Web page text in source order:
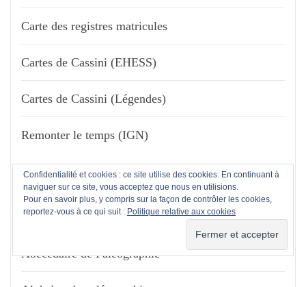
Carte des registres matricules
Cartes de Cassini (EHESS)
Cartes de Cassini (Légendes)
Remonter le temps (IGN)
PALÉOGRAPHIE
Abécédaire de Paléographie
Confidentialité et cookies : ce site utilise des cookies. En continuant à
naviguer sur ce site, vous acceptez que nous en utilisions.
Pour en savoir plus, y compris sur la façon de contrôler les cookies,
reportez-vous à ce qui suit : Politique relative aux cookies